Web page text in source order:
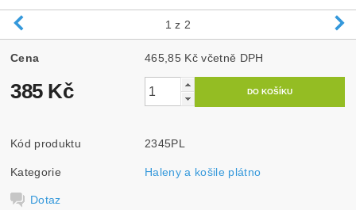
1 z 2
Cena 465,85 Kč včetně DPH
385 Kč
Kód produktu 2345PL
Kategorie Haleny a košile plátno
Dotaz